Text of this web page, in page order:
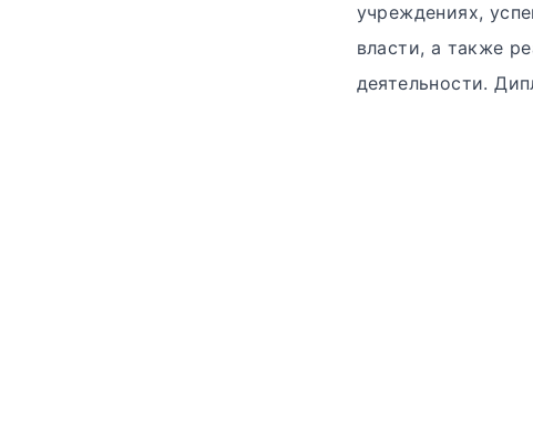
учреждениях,
власти, а также
деятельности.